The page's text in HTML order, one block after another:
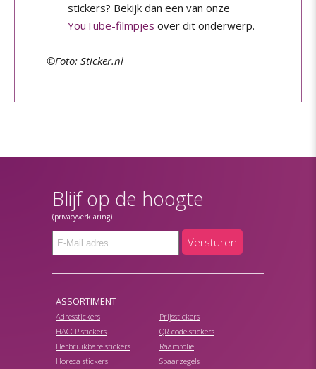
stickers? Bekijk dan een van onze
YouTube-filmpjes over dit onderwerp.
©Foto: Sticker.nl
Blijf op de hoogte
(privacyverklaring)
Versturen
ASSORTIMENT
Adresstickers
HACCP stickers
Herbruikbare stickers
Horeca stickers
Prijsstickers
QR-code stickers
Raamfolie
Spaarzegels